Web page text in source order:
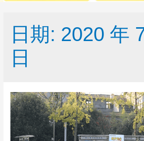
日期: 2020 年
日